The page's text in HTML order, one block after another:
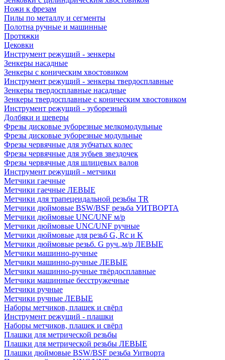
Ножи к фрезам
Пилы по металлу и сегменты
Полотна ручные и машинные
Протяжки
Цековки
Инструмент режущий - зенкеры
Зенкеры насадные
Зенкеры с коническим хвостовиком
Инструмент режущий - зенкеры твердосплавные
Зенкеры твердосплавные насадные
Зенкеры твердосплавные с коническим хвостовиком
Инструмент режущий - зуборезный
Долбяки и шеверы
Фрезы дисковые зуборезные мелкомодульные
Фрезы дисковые зуборезные модульные
Фрезы червячные для зубчатых колес
Фрезы червячные для зубьев звездочек
Фрезы червячные для шлицевых валов
Инструмент режущий - метчики
Метчики гаечные
Метчики гаечные ЛЕВЫЕ
Метчики для трапецеидальной резьбы TR
Метчики дюймовые BSW/BSF резьба УИТВОРТА
Метчики дюймовые UNC/UNF м/р
Метчики дюймовые UNC/UNF ручные
Метчики дюймовые для резьб G, Rc и K
Метчики дюймовые резьб. G руч.,м/р ЛЕВЫЕ
Метчики машинно-ручные
Метчики машинно-ручные ЛЕВЫЕ
Метчики машинно-ручные твёрдосплавные
Метчики машинные бесстружечные
Метчики ручные
Метчики ручные ЛЕВЫЕ
Наборы метчиков, плашек и свёрл
Инструмент режущий - плашки
Наборы метчиков, плашек и свёрл
Плашки для метрической резьбы
Плашки для метрической резьбы ЛЕВЫЕ
Плашки дюймовые BSW/BSF резьба Уитворта